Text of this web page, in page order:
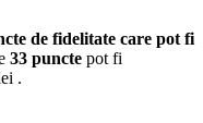
de fidelitate care pot fi
33 puncte pot fi
.